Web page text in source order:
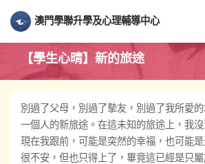
澳門學聯升學及心理輔導中心
【學生心晴】新的旅途
別過了父母，別過了摰友，別過了我所愛
一個人的新旅途。在這未知的旅途上，我
現在我跟前，可能是突然的幸福，也可能
很不安，但也只得上了，畢竟這已經是只